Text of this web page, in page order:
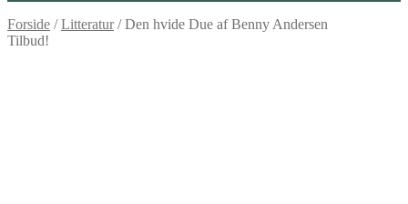
Forside /Litteratur/Den hvide Due af Benny Andersen
Tilbud!